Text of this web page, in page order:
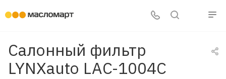
Салонный фильтр
LYNXauto LAC-1004C